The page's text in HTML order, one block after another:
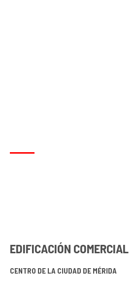
EDIFICACIÓN COMERCIAL
CENTRO DE LA CIUDAD DE MÉRIDA